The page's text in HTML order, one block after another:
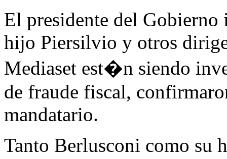
El presidente del
hijo Piersilvio y otros
Mediaset est�n siendo
de fraude fiscal,
mandatario.
Tanto Berlusconi como su